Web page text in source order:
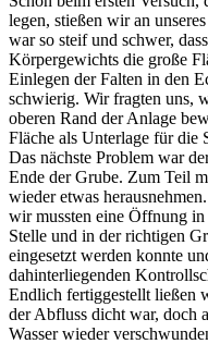
legen, stießen wir an
war so steif und schwer,
Körpergewichts die große
Einlegen der Falten in den
schwierig. Wir fragten uns,
oberen Rand der Anlage
Fläche als Unterlage für die
Das nächste Problem war
Ende der Grube. Zum Teil
wieder etwas
wir mussten eine Öffnung in
Stelle und in der richtigen
eingesetzt werden konnte
dahinterliegenden
Endlich fertiggestellt ließen
der Abfluss dicht war, doch
Wasser wieder